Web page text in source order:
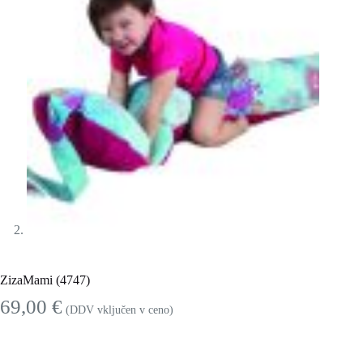
ZizaMami (4747)
69,00 € (DDV vključen v ceno)